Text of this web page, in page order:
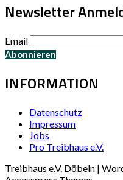
Newsletter
Email
INFORMATION
Datenschutz
Impressum
Jobs
Pro Treibhaus e.V.
Treibhaus e.V. Döbeln |